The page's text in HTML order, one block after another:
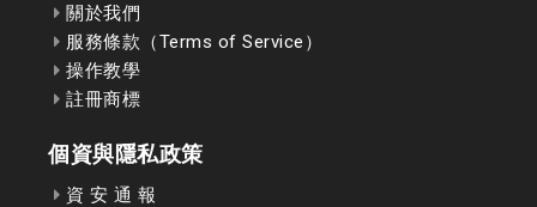
關於我們
服務條款（Terms of Service）
操作教學
註冊商標
個資與隱私政策
資 安 通 報